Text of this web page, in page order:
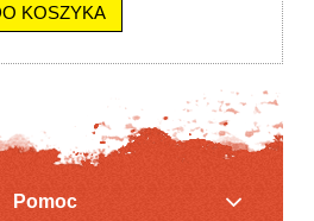
KOSZYKA
Pomoc